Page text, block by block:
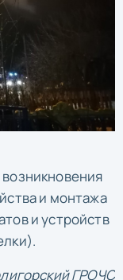
и монтажа
и устройств
ГРОЧС